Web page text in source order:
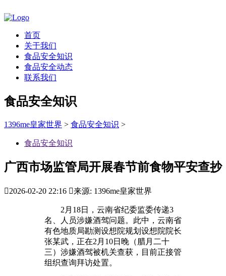
首页
关于我们
食品安全知识
食品安全动态
联系我们
食品安全知识
1396me皇家世界 > 食品安全知识 >
食品安全知识
广西市场监管局开展春节前食物平安查抄
2026-02-20 22:16 来源: 1396me皇家世界
2月18日，云南省纪委监委传递3
名、人员涉嫌酒驾问题。此中，云南省
有色地质局勘测设想院规划设想院院长
张某武，正在2月10日晚（腊月二十
三）涉嫌酒驾被机关查获，目前正接管
组织查询拜访处置。